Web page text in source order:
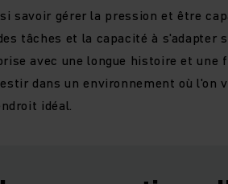
savoir gérer la pression et être
tâches et la capacité à s'adapter
avec une longue histoire et une
dans un environnement où l'on
idéal.